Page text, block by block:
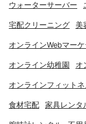
ウォーターサーバー
宅配クリーニング 美
オンラインWebマー
オンライン幼稚園 オ
オンラインフィットネ
食材宅配 家具レンタ